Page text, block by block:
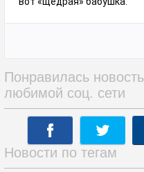
Понравилась
любимой соц. сети
Новости по тегам